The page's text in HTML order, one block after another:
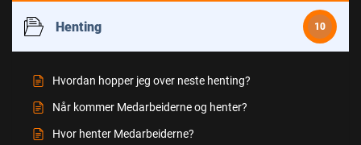
Henting 10
Hvordan hopper jeg over neste henting?
Når kommer Medarbeiderne og henter?
Hvor henter Medarbeiderne?